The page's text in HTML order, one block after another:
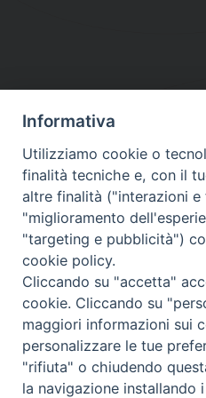
DIOCESI
Contatti:Tel.:
E-mail:
Orari: dal Lunedì al
Lunedì, Mercoledì e
Diocesi
Informativa
Utilizziamo cookie o
finalità tecniche e, con il
altre finalità ("interazioni e
"miglioramento
"targeting e pubblicità")
cookie policy.
Cliccando su "accetta"
cookie. Cliccando su
maggiori informazioni sui
personalizzare le tue
"rifiuta" o chiudendo
la navigazione installando